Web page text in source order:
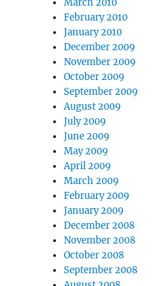
March 2010
February 2010
January 2010
December 2009
November 2009
October 2009
September 2009
August 2009
July 2009
June 2009
May 2009
April 2009
March 2009
February 2009
January 2009
December 2008
November 2008
October 2008
September 2008